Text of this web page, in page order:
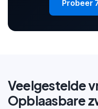
Probeer
Veelgestelde
Opblaasbare